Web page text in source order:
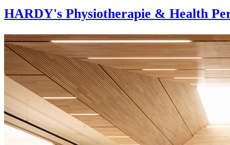
HARDY's Physiotherapie & Health